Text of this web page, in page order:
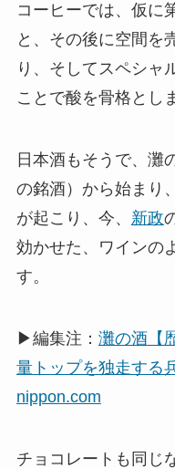
コーヒーでは、仮に
と、その後に空間を
り、そしてスペシャ
ことで酸を骨格とし
日本酒もそうで、
の銘酒）から始まり、
が起こり、今、 新政
効かせた、ワインの
す。
▶編集注： 灘の酒【
量トップを独走する
nippon.com
チョコレートも同じ